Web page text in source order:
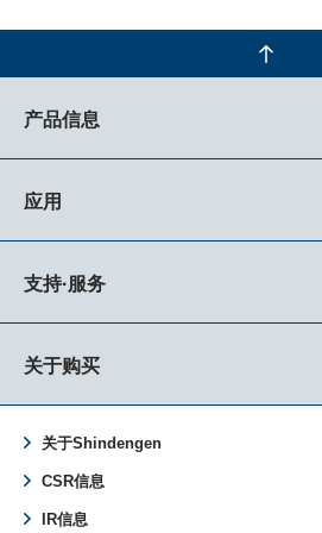
产品信息
应用
支持·服务
关于购买
关于Shindengen
CSR信息
IR信息